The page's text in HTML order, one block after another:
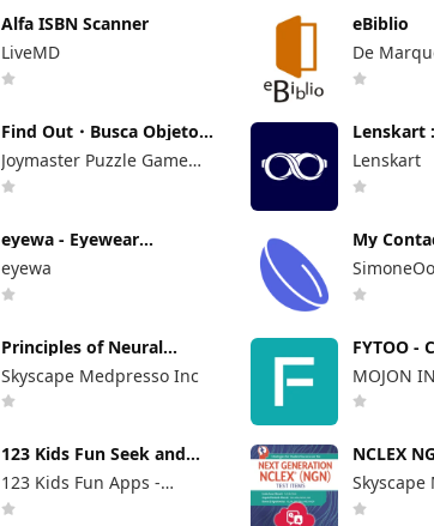
Alfa ISBN Scanner
LiveMD
eBiblio
De
Find Out・Busca Objetos
Ocultos
Joymaster Puzzle Game
Studio
Lenskart
More
Lenskart
eyewa - Eyewear
eyewa
My
Principles of Neural
Science
Skyscape Medpresso Inc
FYTOO -
MOJON
123 Kids Fun Seek and
Find
123 Kids Fun Apps -
Educational apps for Kids
NCLEX